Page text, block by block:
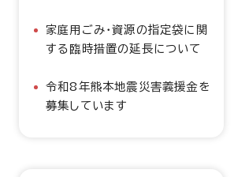
家庭用ごみ・資源の指定袋に関
する臨時措置の延長について
令和8年熊本地震災害義援金を
募集しています